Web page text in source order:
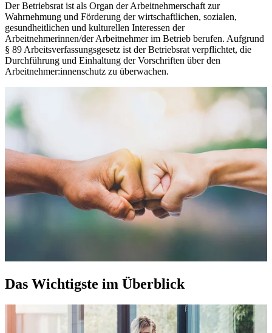
Der Betriebsrat ist als Organ der Arbeitnehmerschaft zur
Wahrnehmung und Förderung der wirtschaftlichen, sozialen,
gesundheitlichen und kulturellen Interessen der
Arbeitnehmerinnen/der Arbeitnehmer im Betrieb berufen. Aufgrund
§ 89 Arbeitsverfassungsgesetz ist der Betriebsrat verpflichtet, die
Durchführung und Einhaltung der Vorschriften über den
Arbeitnehmer:innenschutz zu überwachen.
Das Wichtigste im Überblick